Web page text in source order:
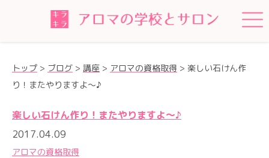
トップ > ブログ > 講座 > アロマの資格取得 > 楽しい石けん作
り！またやりますよ〜♪
楽しい石けん作り！またやりますよ〜♪
2017.04.09
アロマの資格取得